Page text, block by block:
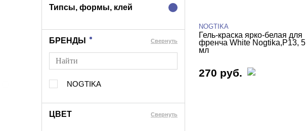
Типсы, формы, клей
БРЕНДЫ Cвернуть
NOGTIKA
ЦВЕТ Свернуть
NOGTIKA
Гель-краска ярко-белая для
френча White Nogtika,P13, 5
мл
270 руб.